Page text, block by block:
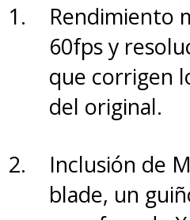
Lo malo
Narrativa
cumple, pero
profundidad
anteriores.
Rendimiento
60fps y
que corrigen
del original.
Inclusión de
blade, un